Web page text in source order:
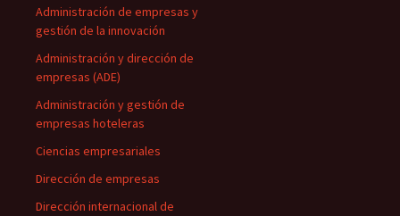
Administración de empresas y
gestión de la innovación
Administración y dirección de
empresas (ADE)
Administración y gestión de
empresas hoteleras
Ciencias empresariales
Dirección de empresas
Dirección internacional de